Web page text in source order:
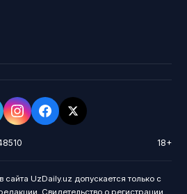
18+
UzDaily.uz допускается только с
Свидетельство о регистрации